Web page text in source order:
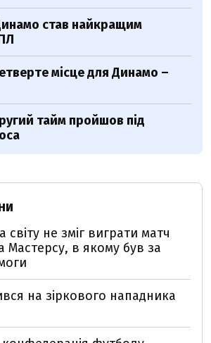
став найкращим
місце для Динамо –
тайм пройшов під
світу не зміг виграти матч
Мастерсу, в якому був за
на зіркового нападника